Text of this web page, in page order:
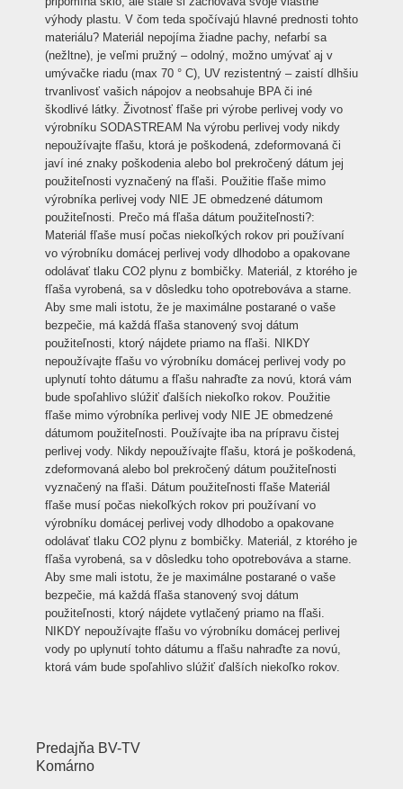
výhody plastu. V čom teda spočívajú hlavné prednosti tohto
materiálu? Materiál nepojíma žiadne pachy, nefarbí sa
(nežltne), je veľmi pružný – odolný, možno umývať aj v
umývačke riadu (max 70 ° C), UV rezistentný – zaistí dlhšiu
trvanlivosť vašich nápojov a neobsahuje BPA či iné
škodlivé látky. Životnosť fľaše pri výrobe perlivej vody vo
výrobníku SODASTREAM Na výrobu perlivej vody nikdy
nepoužívajte fľašu, ktorá je poškodená, zdeformovaná či
javí iné znaky poškodenia alebo bol prekročený dátum jej
použiteľnosti vyznačený na fľaši. Použitie fľaše mimo
výrobníka perlivej vody NIE JE obmedzené dátumom
použiteľnosti. Prečo má fľaša dátum použiteľnosti?:
Materiál fľaše musí počas niekoľkých rokov pri používaní
vo výrobníku domácej perlivej vody dlhodobo a opakovane
odolávať tlaku CO2 plynu z bombičky. Materiál, z ktorého je
fľaša vyrobená, sa v dôsledku toho opotrebováva a starne.
Aby sme mali istotu, že je maximálne postarané o vaše
bezpečie, má každá fľaša stanovený svoj dátum
použiteľnosti, ktorý nájdete priamo na fľaši. NIKDY
nepoužívajte fľašu vo výrobníku domácej perlivej vody po
uplynutí tohto dátumu a fľašu nahraďte za novú, ktorá vám
bude spoľahlivo slúžiť ďalších niekoľko rokov. Použitie
fľaše mimo výrobníka perlivej vody NIE JE obmedzené
dátumom použiteľnosti. Používajte iba na prípravu čistej
perlivej vody. Nikdy nepoužívajte fľašu, ktorá je poškodená,
zdeformovaná alebo bol prekročený dátum použiteľnosti
vyznačený na fľaši. Dátum použiteľnosti fľaše Materiál
fľaše musí počas niekoľkých rokov pri používaní vo
výrobníku domácej perlivej vody dlhodobo a opakovane
odolávať tlaku CO2 plynu z bombičky. Materiál, z ktorého je
fľaša vyrobená, sa v dôsledku toho opotrebováva a starne.
Aby sme mali istotu, že je maximálne postarané o vaše
bezpečie, má každá fľaša stanovený svoj dátum
použiteľnosti, ktorý nájdete vytlačený priamo na fľaši.
NIKDY nepoužívajte fľašu vo výrobníku domácej perlivej
vody po uplynutí tohto dátumu a fľašu nahraďte za novú,
ktorá vám bude spoľahlivo slúžiť ďalších niekoľko rokov.
Predajňa BV-TV
Komárno